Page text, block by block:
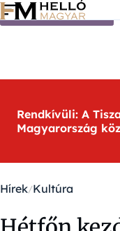
Ugrás a tartalomra
Rendkívüli: A
Magyarország
Hírek Kultúra